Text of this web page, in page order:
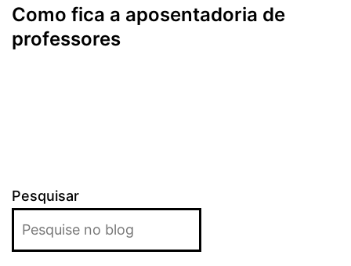
Como fica a aposentadoria de
professores
Pesquisar